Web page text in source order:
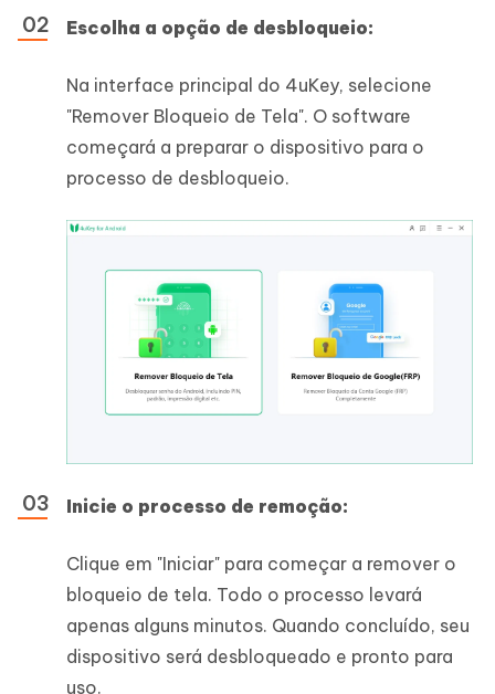
Escolha a opção de desbloqueio:
Na interface principal do 4uKey, selecione
"Remover Bloqueio de Tela". O software
começará a preparar o dispositivo para o
processo de desbloqueio.
Inicie o processo de remoção:
Clique em "Iniciar" para começar a remover o
bloqueio de tela. Todo o processo levará
apenas alguns minutos. Quando concluído, seu
dispositivo será desbloqueado e pronto para
uso.